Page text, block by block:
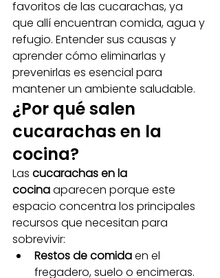
favoritos de las cucarachas, ya
que allí encuentran comida, agua y
refugio. Entender sus causas y
aprender cómo eliminarlas y
prevenirlas es esencial para
mantener un ambiente saludable.
¿Por qué salen
cucarachas en la
cocina?
Las cucarachas en la
cocina aparecen porque este
espacio concentra los principales
recursos que necesitan para
sobrevivir:
Restos de comida en el
fregadero, suelo o encimeras.